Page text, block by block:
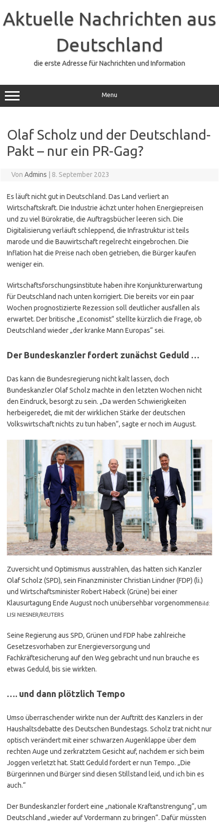
springen
Aktuelle Nachrichten aus
Deutschland
die erste Adresse für Nachrichten und Information
Menu
Olaf Scholz und der Deutschland-
Pakt – nur ein PR-Gag?
Von Admins 8. September 2023
Es läuft nicht gut in Deutschland. Das Land verliert an
Wirtschaftskraft. Die Industrie ächzt unter hohen Energiepreisen
und zu viel Bürokratie, die Auftragsbücher leeren sich. Die
Digitalisierung verläuft schleppend, die Infrastruktur ist teils
marode und die Bauwirtschaft regelrecht eingebrochen. Die
Inflation hat die Preise nach oben getrieben, die Bürger kaufen
weniger ein.
Wirtschaftsforschungsinstitute haben ihre Konjunkturerwartung
für Deutschland nach unten korrigiert. Die bereits vor ein paar
Wochen prognostizierte Rezession soll deutlicher ausfallen als
erwartet. Der britische „Economist“ stellte kürzlich die Frage, ob
Deutschland wieder „der kranke Mann Europas“ sei.
Der Bundeskanzler fordert zunächst Geduld …
Das kann die Bundesregierung nicht kalt lassen, doch
Bundeskanzler Olaf Scholz machte in den letzten Wochen nicht
den Eindruck, besorgt zu sein. „Da werden Schwierigkeiten
herbeigeredet, die mit der wirklichen Stärke der deutschen
Volkswirtschaft nichts zu tun haben“, sagte er noch im August.
Zuversicht und Optimismus ausstrahlen, das hatten sich Kanzler
Olaf Scholz (SPD), sein Finanzminister Christian Lindner (FDP) (li.)
und Wirtschaftsminister Robert Habeck (Grüne) bei einer
Klausurtagung Ende August noch unübersehbar vorgenommenBild:
LISI NIESNER/REUTERS
Seine Regierung aus SPD, Grünen und FDP habe zahlreiche
Gesetzesvorhaben zur Energieversorgung und
Fachkräftesicherung auf den Weg gebracht und nun brauche es
etwas Geduld, bis sie wirkten.
…. und dann plötzlich Tempo
Umso überraschender wirkte nun der Auftritt des Kanzlers in der
Haushaltsdebatte des Deutschen Bundestags. Scholz trat nicht nur
optisch verändert mit einer schwarzen Augenklappe über dem
rechten Auge und zerkratztem Gesicht auf, nachdem er sich beim
Joggen verletzt hat. Statt Geduld fordert er nun Tempo. „Die
Bürgerinnen und Bürger sind diesen Stillstand leid, und ich bin es
auch.“
Der Bundeskanzler fordert eine „nationale Kraftanstrengung“, um
Deutschland „wieder auf Vordermann zu bringen“. Dafür müssten